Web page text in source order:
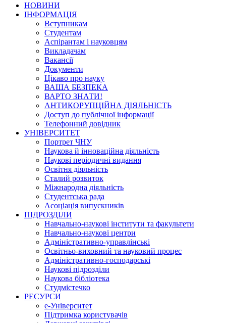
НОВИНИ
ІНФОРМАЦІЯ
Вступникам
Студентам
Аспірантам і науковцям
Викладачам
Вакансії
Документи
Цікаво про науку
ВАША БЕЗПЕКА
ВАРТО ЗНАТИ!
АНТИКОРУПЦІЙНА ДІЯЛЬНІСТЬ
Доступ до публічної інформації
Телефонний довідник
УНІВЕРСИТЕТ
Портрет ЧНУ
Наукова й інноваційна діяльність
Наукові періодичні видання
Освітня діяльність
Сталий розвиток
Міжнародна діяльність
Студентська рада
Асоціація випускників
ПІДРОЗДІЛИ
Навчально-наукові інститути та факультети
Навчально-наукові центри
Адміністративно-управлінські
Освітньо-виховний та науковий процес
Адміністративно-господарські
Наукові підрозділи
Наукова бібліотека
Студмістечко
РЕСУРСИ
е-Університет
Підтримка користувачів